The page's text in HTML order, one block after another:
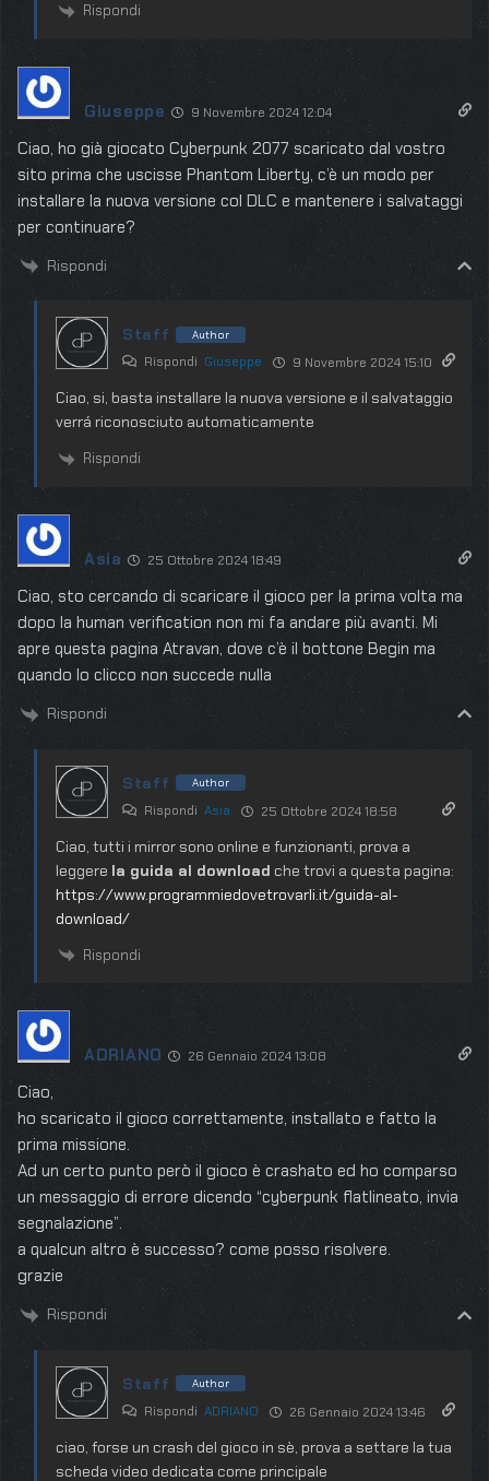
Rispondi
Giuseppe 9 Novembre 2024 12:04
Ciao, ho già giocato Cyberpunk 2077 scaricato dal vostro
sito prima che uscisse Phantom Liberty, c’è un modo per
installare la nuova versione col DLC e mantenere i salvataggi
per continuare?
Rispondi
Staff Author
Rispondi Giuseppe 9 Novembre 2024 15:10
Ciao, si, basta installare la nuova versione e il salvataggio
verrá riconosciuto automaticamente
Rispondi
Asia 25 Ottobre 2024 18:49
Ciao, sto cercando di scaricare il gioco per la prima volta ma
dopo la human verification non mi fa andare più avanti. Mi
apre questa pagina Atravan, dove c’è il bottone Begin ma
quando lo clicco non succede nulla
Rispondi
Staff Author
Rispondi Asia 25 Ottobre 2024 18:58
Ciao, tutti i mirror sono online e funzionanti, prova a
leggere la guida al download che trovi a questa pagina:
https://www.programmiedovetrovarli.it/guida-al-
download/
Rispondi
ADRIANO 26 Gennaio 2024 13:08
Ciao,
ho scaricato il gioco correttamente, installato e fatto la
prima missione.
Ad un certo punto però il gioco è crashato ed ho comparso
un messaggio di errore dicendo “cyberpunk flatlineato, invia
segnalazione”.
a qualcun altro è successo? come posso risolvere.
grazie
Rispondi
Staff Author
Rispondi ADRIANO 26 Gennaio 2024 13:46
ciao, forse un crash del gioco in sè, prova a settare la tua
scheda video dedicata come principale